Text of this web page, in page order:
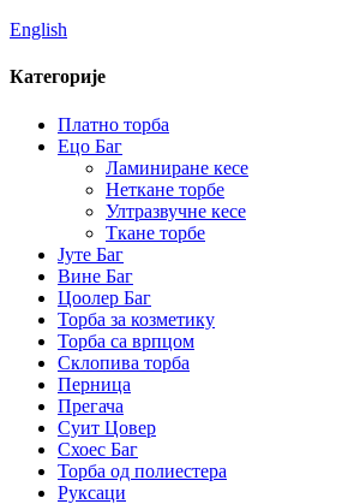
English
Категорије
Платно торба
Ецо Баг
Ламиниране кесе
Неткане торбе
Ултразвучне кесе
Ткане торбе
Јуте Баг
Вине Баг
Цоолер Баг
Торба за козметику
Торба са врпцом
Склопива торба
Перница
Прегача
Суит Цовер
Схоес Баг
Торба од полиестера
Руксаци